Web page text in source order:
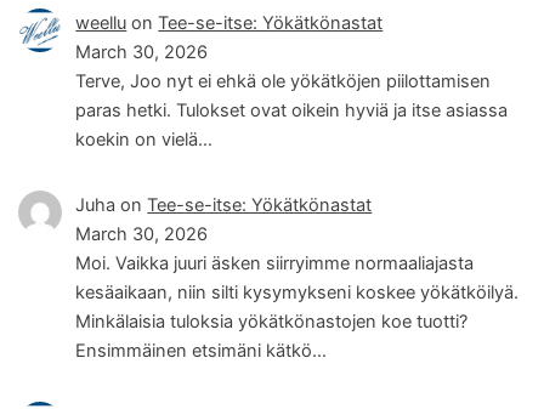
weellu onTee-se-itse: Yökätkönastat
March 30, 2026
Terve, Joo nyt ei ehkä ole yökätköjen piilottamisen
paras hetki. Tulokset ovat oikein hyviä ja itse asiassa
koekin on vielä…
Juha onTee-se-itse: Yökätkönastat
March 30, 2026
Moi. Vaikka juuri äsken siirryimme normaaliajasta
kesäaikaan, niin silti kysymykseni koskee yökätköilyä.
Minkälaisia tuloksia yökätkönastojen koe tuotti?
Ensimmäinen etsimäni kätkö…